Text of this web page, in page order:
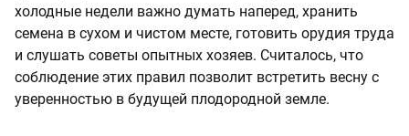
холодные недели важно думать наперед, хранить
семена в сухом и чистом месте, готовить орудия труда
и слушать советы опытных хозяев. Считалoсь, что
соблюдение этих правил позволит встретить весну с
уверенностью в будущей плодородной земле.